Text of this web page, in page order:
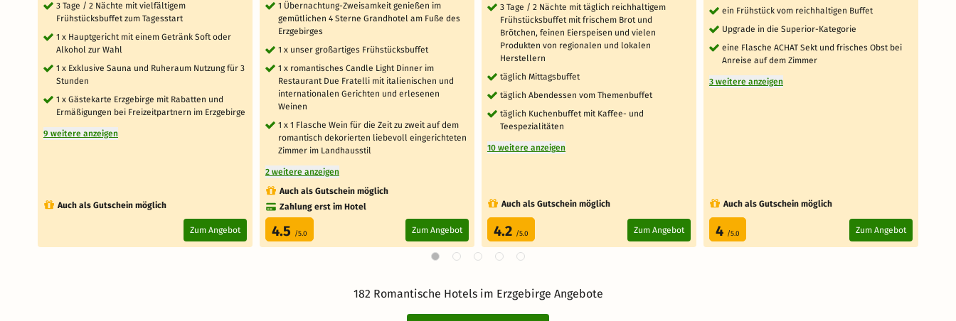
3 Tage / 2 Nächte mit vielfältigem
Frühstücksbuffet zum Tagesstart
1 x Hauptgericht mit einem Getränk Soft oder
Alkohol zur Wahl
1 x Exklusive Sauna und Ruheraum Nutzung für 3
Stunden
1 x Gästekarte Erzgebirge mit Rabatten und
Ermäßigungen bei Freizeitpartnern im Erzgebirge
9 weitere anzeigen
Auch als Gutschein möglich
Zum Angebot
1 Übernachtung-Zweisamkeit genießen im
gemütlichen 4 Sterne Grandhotel am Fuße des
Erzgebirges
1 x unser großartiges Frühstücksbuffet
1 x romantisches Candle Light Dinner im
Restaurant Due Fratelli mit italienischen und
internationalen Gerichten und erlesenen
Weinen
1 x 1 Flasche Wein für die Zeit zu zweit auf dem
romantisch dekorierten liebevoll eingerichteten
Zimmer im Landhausstil
2 weitere anzeigen
Auch als Gutschein möglich
Zahlung erst im Hotel
4.5 /5.0 Zum Angebot
3 Tage / 2 Nächte mit täglich reichhaltigem
Frühstücksbuffet mit frischem Brot und
Brötchen, feinen Eierspeisen und vielen
Produkten von regionalen und lokalen
Herstellern
täglich Mittagsbuffet
täglich Abendessen vom Themenbuffet
täglich Kuchenbuffet mit Kaffee- und
Teespezialitäten
10 weitere anzeigen
Auch als Gutschein möglich
4.2 /5.0 Zum Angebot
ein Frühstück vom reichhaltigen Buffet
Upgrade in die Superior-Kategorie
eine Flasche ACHAT Sekt und frisches Obst bei
Anreise auf dem Zimmer
3 weitere anzeigen
Auch als Gutschein möglich
4 /5.0 Zum Angebot
182 Romantische Hotels im Erzgebirge Angebote